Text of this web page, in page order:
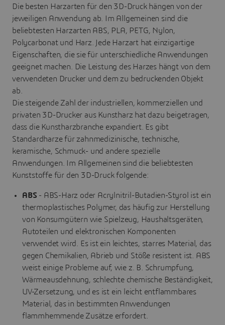
Die besten Harzarten für den 3D-Druck hängen von der
jeweiligen Anwendung ab. Im Allgemeinen sind die
beliebtesten Harzarten ABS, PLA, PETG, Nylon,
Polycarbonat und Harz. Jede Harzart hat einzigartige
Eigenschaften, die sie für unterschiedliche Anwendungen
geeignet machen. Die Leistung des Harzes hängt von dem
verwendeten Drucker und dem zu bedruckenden Objekt
ab.
Die steigende Zahl der industriellen, kommerziellen und
privaten 3D-Drucker aus Kunstharz hat dazu beigetragen,
dass die Kunstharzbranche expandiert. Es gibt
Standardharze für zahnmedizinische, technische,
keramische, Schmuck- und andere spezielle
Anwendungen. Im Allgemeinen sind die beliebtesten
Kunststoffe für den 3D-Druck folgende:
ABS - ABS-Harz oder Acrylnitril-Butadien-Styrol ist ein
thermoplastisches Polymer, das häufig zur Herstellung
von Konsumgütern wie Spielzeug, Haushaltsgeräten,
Autoteilen und elektronischen Komponenten
verwendet wird. Es ist ein leichtes, starres Material, das
gegen Chemikalien, Abrieb und Stöße resistent ist. ABS
weist einige Probleme auf, wie z. B. Schrumpfung,
Wärmeausdehnung, schlechte chemische Beständigkeit,
UV-Zersetzung, und es ist ein leicht entflammbares
Material, das in bestimmten Anwendungen
flammhemmende Zusätze erfordert.